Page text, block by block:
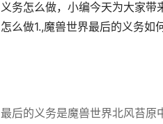
义务怎么做，小编今天为大家带
怎么做1.,魔兽世界最后的义务如
最后的义务是魔兽世界北风苔原